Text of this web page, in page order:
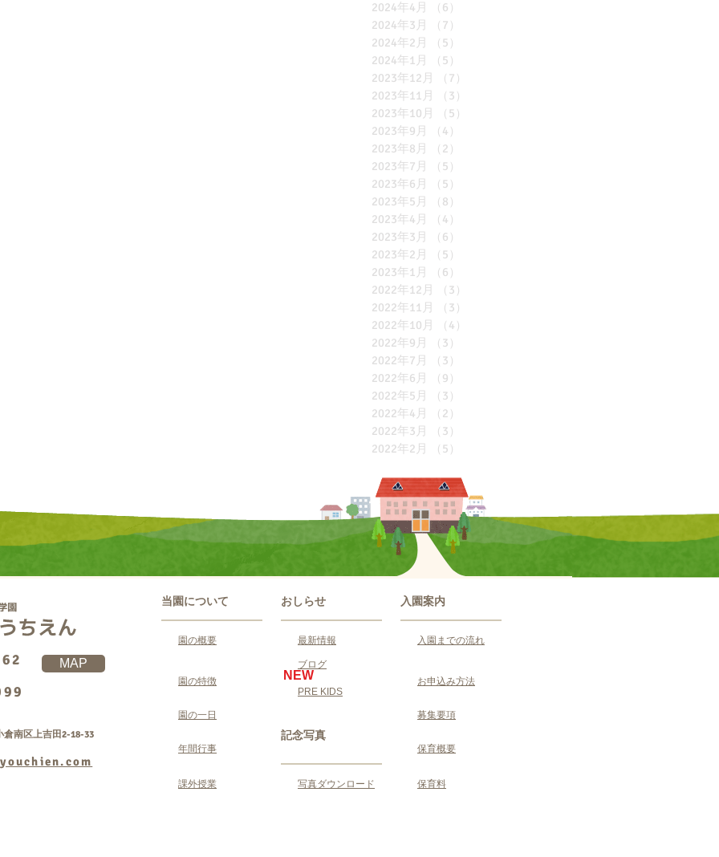
2024年4月
（6）
2024年3月
（7）
2024年2月
（5）
2024年1月
（5）
2023年12月
（7）
2023年11月
（3）
2023年10月
（5）
2023年9月
（4）
2023年8月
（2）
2023年7月
（5）
2023年6月
（5）
2023年5月
（8）
2023年4月
（4）
2023年3月
（6）
2023年2月
（5）
2023年1月
（6）
2022年12月
（3）
2022年11月
（3）
2022年10月
（4）
2022年9月
（3）
2022年7月
（3）
2022年6月
（9）
2022年5月
（3）
2022年4月
（2）
2022年3月
（3）
2022年2月
（5）
MAP
南区上吉田2-18-33
当園について
園の概要
園の特徴
園の一日
年間行事
おしらせ
最新情報
ブログ
記念写真
入園案内
入園までの流れ
お申込み方法
募集要項
保育概要
課外授業 写真ダウンロード 保育料
PRE KIDS
NEW